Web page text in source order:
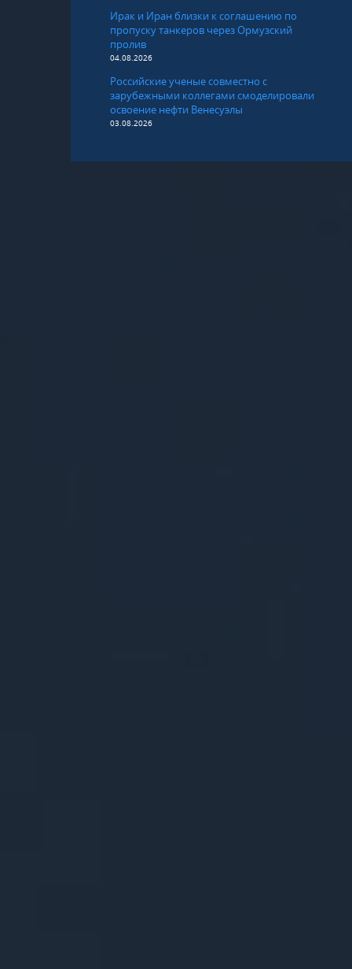
Ирак и Иран близки к соглашению по
пропуску танкеров через Ормузский
пролив
04.08.2026
Российские ученые совместно с
зарубежными коллегами смоделировали
освоение нефти Венесуэлы
03.08.2026